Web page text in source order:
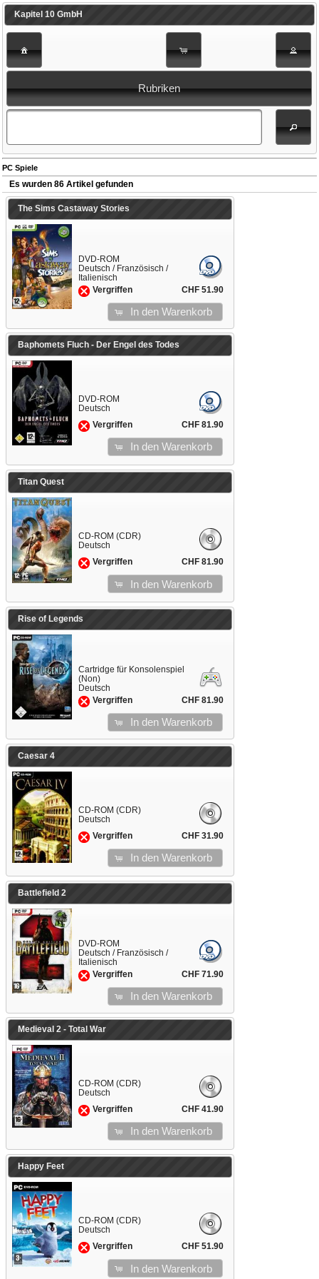
Kapitel 10 GmbH
Rubriken
PC Spiele
Es wurden 86 Artikel gefunden
The Sims Castaway Stories
DVD-ROM
Deutsch / Französisch /
Italienisch
Vergriffen
CHF 51.90
In den Warenkorb
Baphomets Fluch - Der Engel des Todes
DVD-ROM
Deutsch
Vergriffen
CHF 81.90
In den Warenkorb
Titan Quest
CD-ROM (CDR)
Deutsch
Vergriffen
CHF 81.90
In den Warenkorb
Rise of Legends
Cartridge für Konsolenspiel
(Non)
Deutsch
Vergriffen
CHF 81.90
In den Warenkorb
Caesar 4
CD-ROM (CDR)
Deutsch
Vergriffen
CHF 31.90
In den Warenkorb
Battlefield 2
DVD-ROM
Deutsch / Französisch /
Italienisch
Vergriffen
CHF 71.90
In den Warenkorb
Medieval 2 - Total War
CD-ROM (CDR)
Deutsch
Vergriffen
CHF 41.90
In den Warenkorb
Happy Feet
CD-ROM (CDR)
Deutsch
Vergriffen
CHF 51.90
In den Warenkorb